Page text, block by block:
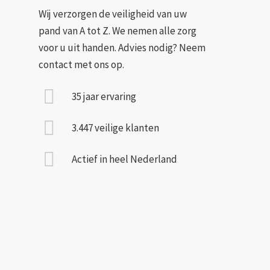
Wij verzorgen de veiligheid van uw
pand van A tot Z. We nemen alle zorg
voor u uit handen. Advies nodig? Neem
contact met ons op.
35 jaar ervaring
3.447 veilige klanten
Actief in heel Nederland